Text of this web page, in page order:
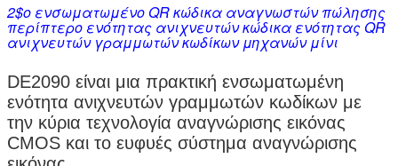
2$ο ενσωματωμένο QR κώδικα αναγνωστών πώλησης
περίπτερο ενότητας ανιχνευτών κώδικα ενότητας QR
ανιχνευτών γραμμωτών κωδίκων μηχανών μίνι
DE2090 είναι μια πρακτική ενσωματωμένη
ενότητα ανιχνευτών γραμμωτών κωδίκων με
την κύρια τεχνολογία αναγνώρισης εικόνας
CMOS και το ευφυές σύστημα αναγνώρισης